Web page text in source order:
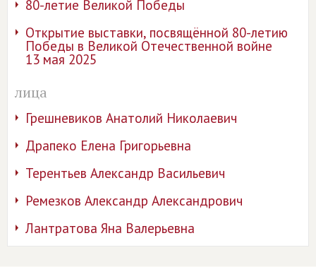
80-летие Великой Победы
Открытие выставки, посвящённой 80-летию
Победы в Великой Отечественной войне
13 мая 2025
лица
Грешневиков Анатолий Николаевич
Драпеко Елена Григорьевна
Терентьев Александр Васильевич
Ремезков Александр Александрович
Лантратова Яна Валерьевна